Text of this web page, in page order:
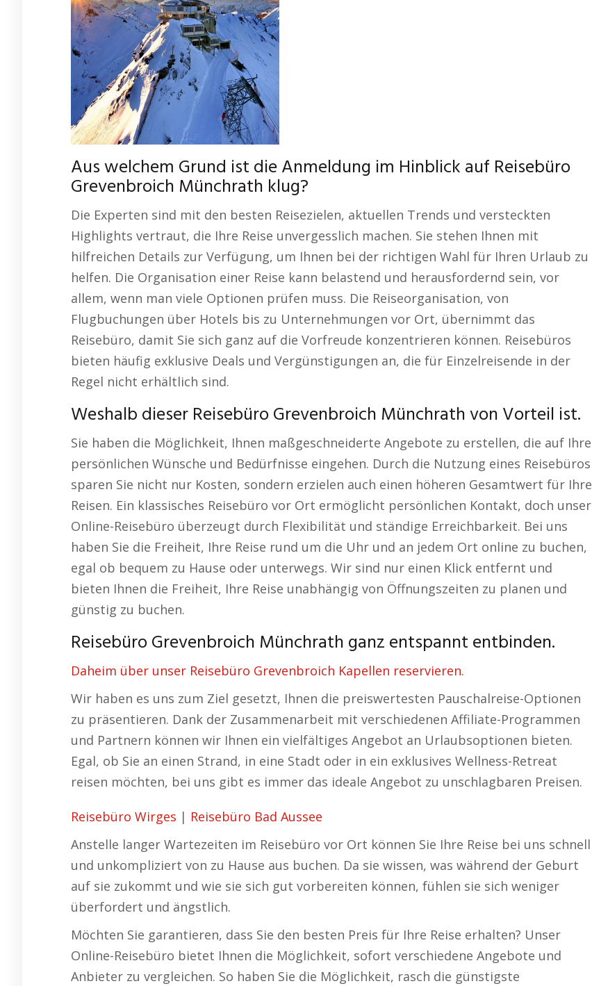
Aus welchem Grund ist die Anmeldung im Hinblick auf Reisebüro
Grevenbroich Münchrath klug?
Die Experten sind mit den besten Reisezielen, aktuellen Trends und versteckten
Highlights vertraut, die Ihre Reise unvergesslich machen. Sie stehen Ihnen mit
hilfreichen Details zur Verfügung, um Ihnen bei der richtigen Wahl für Ihren Urlaub zu
helfen. Die Organisation einer Reise kann belastend und herausfordernd sein, vor
allem, wenn man viele Optionen prüfen muss. Die Reiseorganisation, von
Flugbuchungen über Hotels bis zu Unternehmungen vor Ort, übernimmt das
Reisebüro, damit Sie sich ganz auf die Vorfreude konzentrieren können. Reisebüros
bieten häufig exklusive Deals und Vergünstigungen an, die für Einzelreisende in der
Regel nicht erhältlich sind.
Weshalb dieser Reisebüro Grevenbroich Münchrath von Vorteil ist.
Sie haben die Möglichkeit, Ihnen maßgeschneiderte Angebote zu erstellen, die auf Ihre
persönlichen Wünsche und Bedürfnisse eingehen. Durch die Nutzung eines Reisebüros
sparen Sie nicht nur Kosten, sondern erzielen auch einen höheren Gesamtwert für Ihre
Reisen. Ein klassisches Reisebüro vor Ort ermöglicht persönlichen Kontakt, doch unser
Online-Reisebüro überzeugt durch Flexibilität und ständige Erreichbarkeit. Bei uns
haben Sie die Freiheit, Ihre Reise rund um die Uhr und an jedem Ort online zu buchen,
egal ob bequem zu Hause oder unterwegs. Wir sind nur einen Klick entfernt und
bieten Ihnen die Freiheit, Ihre Reise unabhängig von Öffnungszeiten zu planen und
günstig zu buchen.
Reisebüro Grevenbroich Münchrath ganz entspannt entbinden.
Daheim über unser Reisebüro Grevenbroich Kapellen reservieren.
Wir haben es uns zum Ziel gesetzt, Ihnen die preiswertesten Pauschalreise-Optionen
zu präsentieren. Dank der Zusammenarbeit mit verschiedenen Affiliate-Programmen
und Partnern können wir Ihnen ein vielfältiges Angebot an Urlaubsoptionen bieten.
Egal, ob Sie an einen Strand, in eine Stadt oder in ein exklusives Wellness-Retreat
reisen möchten, bei uns gibt es immer das ideale Angebot zu unschlagbaren Preisen.
Reisebüro Wirges | Reisebüro Bad Aussee
Anstelle langer Wartezeiten im Reisebüro vor Ort können Sie Ihre Reise bei uns schnell
und unkompliziert von zu Hause aus buchen. Da sie wissen, was während der Geburt
auf sie zukommt und wie sie sich gut vorbereiten können, fühlen sie sich weniger
überfordert und ängstlich.
Möchten Sie garantieren, dass Sie den besten Preis für Ihre Reise erhalten? Unser
Online-Reisebüro bietet Ihnen die Möglichkeit, sofort verschiedene Angebote und
Anbieter zu vergleichen. So haben Sie die Möglichkeit, rasch die günstigste